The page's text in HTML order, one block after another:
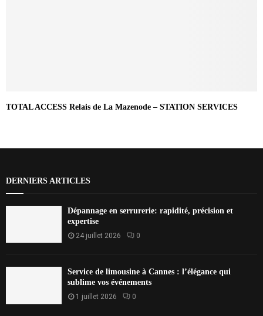
TOTAL ACCESS Relais de La Mazenode – STATION SERVICES
DERNIERS ARTICLES
Dépannage en serrurerie: rapidité, précision et
expertise
24 juillet 2026 0
Service de limousine à Cannes : l’élégance qui
sublime vos événements
1 juillet 2026 0